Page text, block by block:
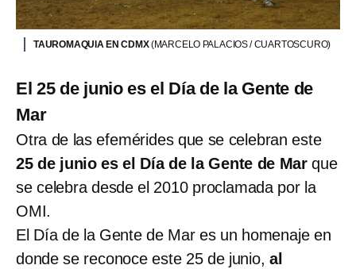
TAUROMAQUIA EN CDMX(MARCELO PALACIOS / CUARTOSCURO)
El 25 de junio es el Día de la Gente de
Mar
Otra de las efemérides que se celebran este
25 de junio es el Día de la Gente de Marque
se celebra desde el 2010 proclamada por la
OMI.
El Día de la Gente de Mar es un homenaje en
donde se reconoce este 25 de junio, al